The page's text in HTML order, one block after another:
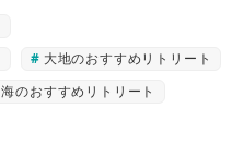
大地のおすすめリトリート
海のおすすめリトリート